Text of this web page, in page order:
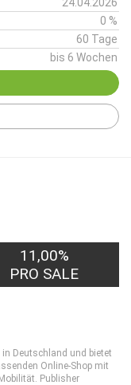
0 %
60 Tage
bis 6 Wochen
11,00%
PRO SALE
Deutschland und bietet
Online-Shop mit
Publisher